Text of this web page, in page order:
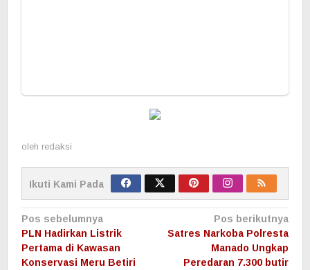
oleh redaksi
Ikuti Kami Pada
Navigasi
pos
Pos sebelumnya
PLN Hadirkan Listrik
Pertama di Kawasan
Konservasi Meru Betiri
Pos berikutnya
Satres Narkoba Polresta
Manado Ungkap
Peredaran 7.300 butir